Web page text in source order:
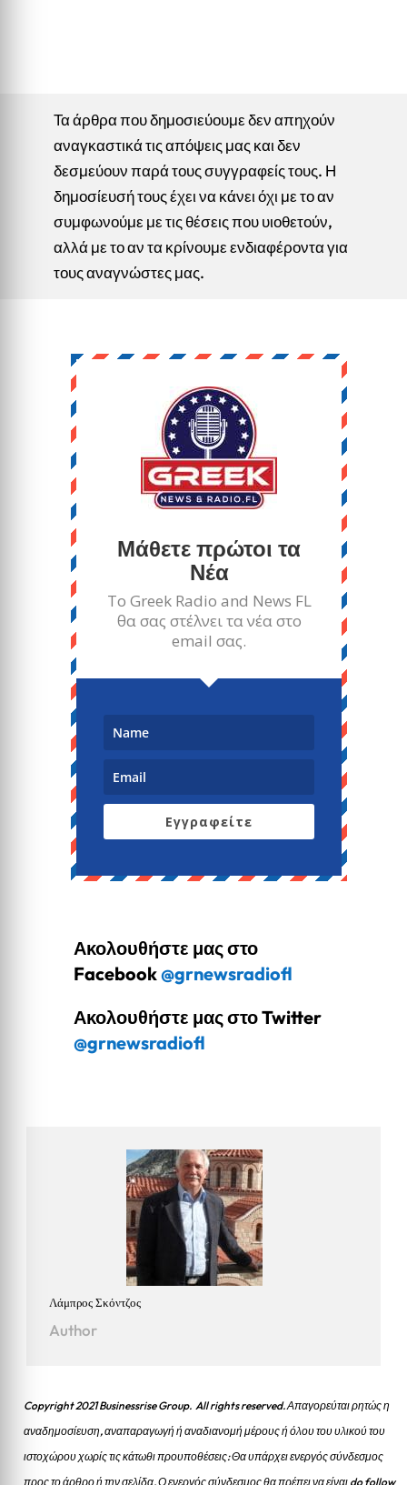
Τα άρθρα που δημοσιεύουμε δεν απηχούν
αναγκαστικά τις απόψεις μας και δεν
δεσμεύουν παρά τους συγγραφείς τους. Η
δημοσίευσή τους έχει να κάνει όχι με το αν
συμφωνούμε με τις θέσεις που υιοθετούν,
αλλά με το αν τα κρίνουμε ενδιαφέροντα για
τους αναγνώστες μας.
Μάθετε πρώτοι τα
Νέα
Το Greek Radio and News FL
θα σας στέλνει τα νέα στο
email σας.
Εγγραφείτε
Ακολουθήστε μας στο
Facebook@grnewsradiofl
Ακολουθήστε μας στο Twitter
@grnewsradiofl
Λάμπρος Σκόντζος
Author
Copyright 2021 Businessrise Group. All rights reserved. Απαγορεύται ρητώς η
αναδημοσίευση, αναπαραγωγή ή αναδιανομή μέρους ή όλου του υλικού του
ιστοχώρου χωρίς τις κάτωθι προυποθέσεις: Θα υπάρχει ενεργός σύνδεσμος
προς το άρθρο ή την σελίδα.Ο ενεργός σύνδεσμος θα πρέπει να είναι do follow